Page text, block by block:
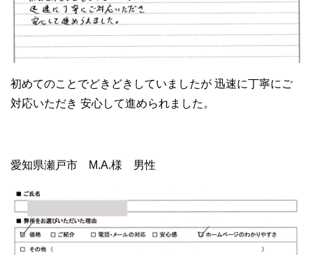
初めてのことでどきどきしていましたが 迅速に丁寧にご
対応いただき 安心して進められました。
愛知県瀬戸市 M.A.様 男性